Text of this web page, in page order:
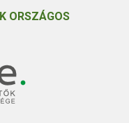
ORSZÁGOS